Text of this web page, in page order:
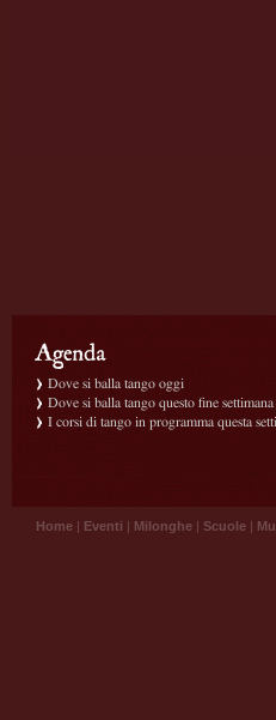
Dove si balla tango oggi
Dove si balla tango questo fine settimana
I corsi di tango in programma questa
Home | Eventi | Milonghe | Scuole |